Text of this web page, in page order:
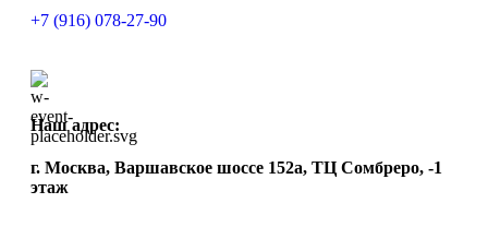
+7 (916) 078-27-90
Наш адрес:
г. Москва, Варшавское шоссе 152а, ТЦ Сомбреро, -1
этаж